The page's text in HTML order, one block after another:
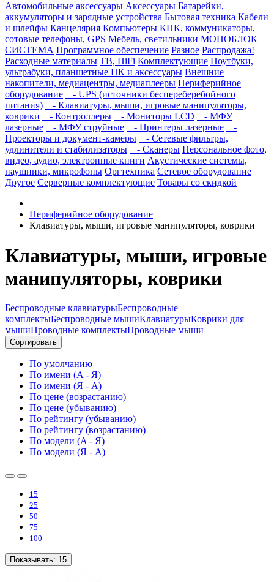
Автомобильные аксессуары Аксессуары Батарейки,
аккумуляторы и зарядные устройства Бытовая техника Кабели
и шлейфы Канцелярия Компьютеры КПК, коммуникаторы,
сотовые телефоны, GPS Мебель, светильники МОНОБЛОК
СИСТЕМА Программное обеспечение Разное Распродажа!
Расходные материалы ТВ, HiFi Комплектующие Ноутбуки,
ультрабуки, планшетные ПК и аксессуары Внешние
накопители, медиацентры, медиаплееры Периферийное
оборудование
- UPS (источники беспереберебойного
питания)
- Клавиатуры, мыши, игровые манипуляторы,
коврики
- Контроллеры - Мониторы LCD
- МФУ
лазерные
- МФУ струйные - Принтеры лазерные
-
Проекторы и документ-камеры
- Сетевые фильтры,
удлинители и стабилизаторы
- Сканеры Персональное фото,
видео, аудио, электронные книги Акустические системы,
наушники, микрофоны Оргтехника Сетевое оборудование
Другое Серверные комплектующие Товары со скидкой
Периферийное оборудование
Клавиатуры, мыши, игровые манипуляторы, коврики
Клавиатуры, мыши, игровые
манипуляторы, коврики
Беспроводные клавиатурыБеспроводные
комплектыБеспроводные мышиКлавиатурыКоврики для
мышиПроводные комплектыПроводные мыши
Сортировать
По умолчанию
По имени (A - Я)
По имени (Я - A)
По цене (возрастанию)
По цене (убыванию)
По рейтингу (убыванию)
По рейтингу (возрастанию)
По модели (A - Я)
По модели (Я - A)
15
25
50
75
100
Показывать: 15